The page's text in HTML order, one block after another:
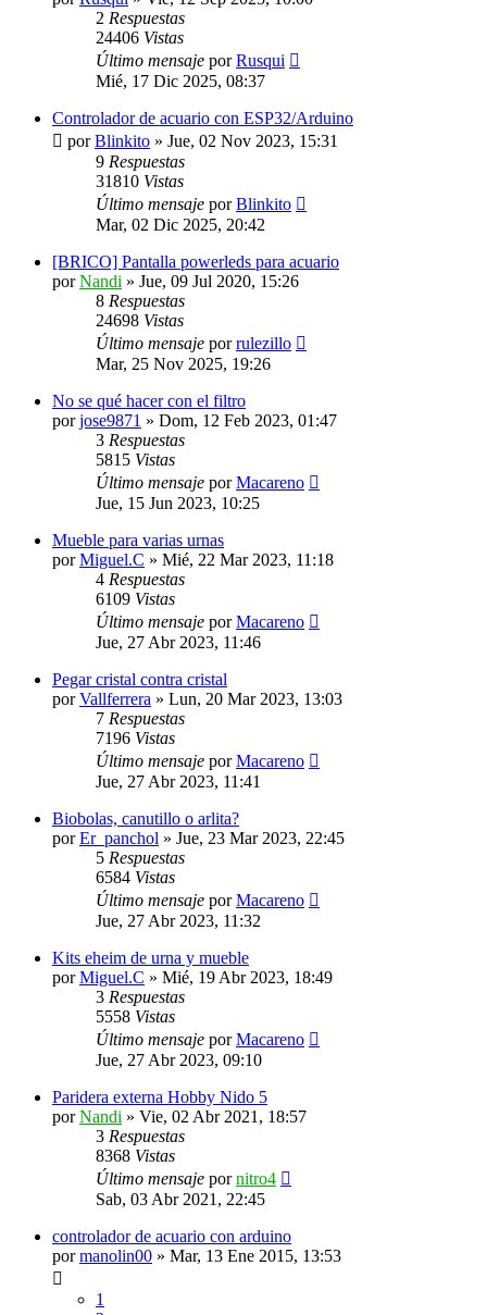
2 Respuestas
24406 Vistas
Último mensaje porRusqui
Mié, 17 Dic 2025, 08:37
Controlador de acuario con ESP32/Arduino
porBlinkito » Jue, 02 Nov 2023, 15:31
9 Respuestas
31810 Vistas
Último mensaje porBlinkito
Mar, 02 Dic 2025, 20:42
[BRICO] Pantalla powerleds para acuario
porNandi » Jue, 09 Jul 2020, 15:26
8 Respuestas
24698 Vistas
Último mensaje porrulezillo
Mar, 25 Nov 2025, 19:26
No se qué hacer con el filtro
porjose9871 » Dom, 12 Feb 2023, 01:47
3 Respuestas
5815 Vistas
Último mensaje porMacareno
Jue, 15 Jun 2023, 10:25
Mueble para varias urnas
porMiguel.C » Mié, 22 Mar 2023, 11:18
4 Respuestas
6109 Vistas
Último mensaje porMacareno
Jue, 27 Abr 2023, 11:46
Pegar cristal contra cristal
porVallferrera » Lun, 20 Mar 2023, 13:03
7 Respuestas
7196 Vistas
Último mensaje porMacareno
Jue, 27 Abr 2023, 11:41
Biobolas, canutillo o arlita?
porEr_panchol » Jue, 23 Mar 2023, 22:45
5 Respuestas
6584 Vistas
Último mensaje porMacareno
Jue, 27 Abr 2023, 11:32
Kits eheim de urna y mueble
porMiguel.C » Mié, 19 Abr 2023, 18:49
3 Respuestas
5558 Vistas
Último mensaje porMacareno
Jue, 27 Abr 2023, 09:10
Paridera externa Hobby Nido 5
porNandi » Vie, 02 Abr 2021, 18:57
3 Respuestas
8368 Vistas
Último mensaje pornitro4
Sab, 03 Abr 2021, 22:45
controlador de acuario con arduino
pormanolin00 » Mar, 13 Ene 2015, 13:53
1